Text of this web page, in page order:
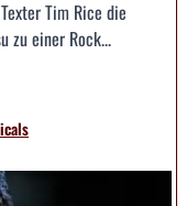
Tim Rice die
zu einer Rock...